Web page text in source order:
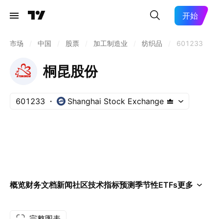
开始
市场 中国 股票 加工制造业 纺织品 601233
桐昆股份
601233 Shanghai Stock Exchange
概览财务文档新闻社区技术指标预测季节性ETFs更多